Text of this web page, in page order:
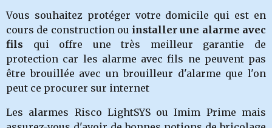
Vous souhaitez protéger votre domicile qui est en
cours de construction ou installer une alarme avec
fils qui offre une très meilleur garantie de
protection car les alarme avec fils ne peuvent pas
être brouillée avec un brouilleur d'alarme que l'on
peut ce procurer sur internet
Les alarmes Risco LightSYS ou Imim Prime mais